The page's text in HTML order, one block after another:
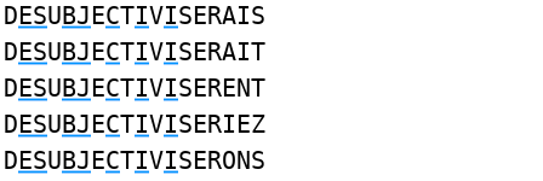
DESUBJECTIVISERAIS
DESUBJECTIVISERAIT
DESUBJECTIVISERENT
DESUBJECTIVISERIEZ
DESUBJECTIVISERONS